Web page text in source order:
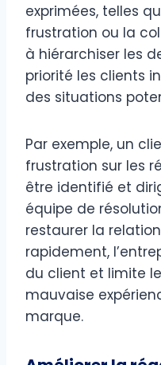
exprimées, telles
frustration ou la
à hiérarchiser les
priorité les clients
des situations
Par exemple, un
frustration sur les
être identifié et
équipe de
restaurer la
rapidement,
du client et limite
mauvaise
marque.